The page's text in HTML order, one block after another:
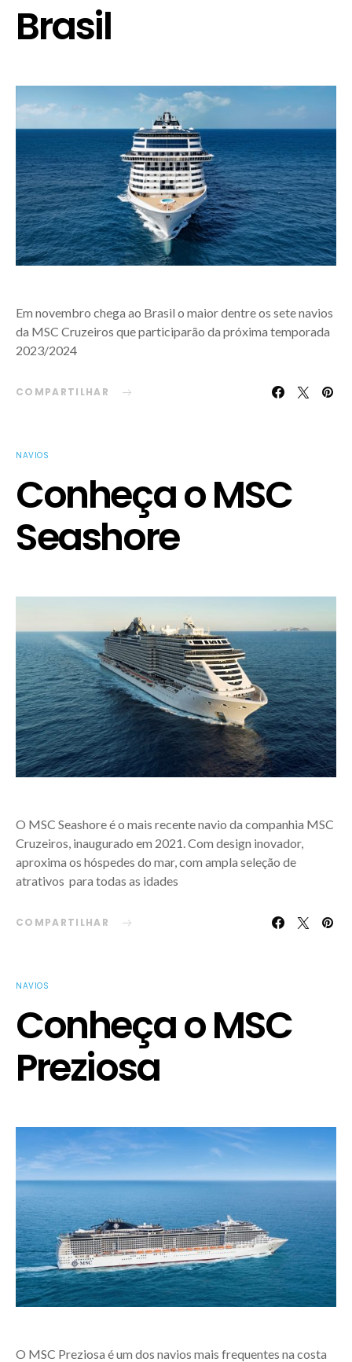
Brasil
Em novembro chega ao Brasil o maior dentre os sete navios
da MSC Cruzeiros que participarão da próxima temporada
2023/2024
COMPARTILHAR
NAVIOS
Conheça o MSC
Seashore
O MSC Seashore é o mais recente navio da companhia MSC
Cruzeiros, inaugurado em 2021. Com design inovador,
aproxima os hóspedes do mar, com ampla seleção de
atrativos para todas as idades
COMPARTILHAR
NAVIOS
Conheça o MSC
Preziosa
O MSC Preziosa é um dos navios mais frequentes na costa